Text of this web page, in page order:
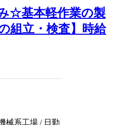
☆基本軽作業の製
組立・検査】時給
械系工場 / 日勤